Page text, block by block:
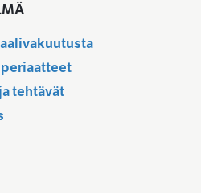
tehtävät